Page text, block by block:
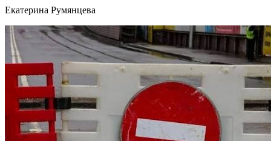
Екатерина Румянцева